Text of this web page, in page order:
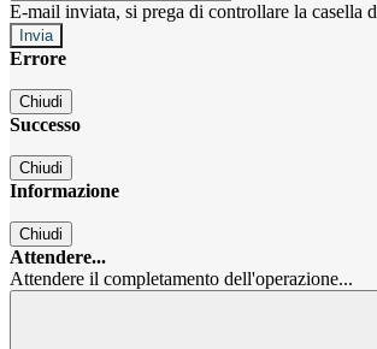
E-mail inviata, si prega di controllare la casella
Errore
Chiudi
Successo
Chiudi
Informazione
Chiudi
Attendere...
Attendere il completamento dell'operazione...